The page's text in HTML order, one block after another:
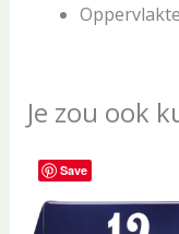
Je zou ook
Save